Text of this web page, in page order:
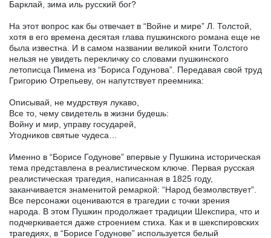
Барклай, зима иль русский бог?
На этот вопрос как бы отвечает в “Войне и мире” Л. Толстой,
хотя в его времена десятая глава пушкинского романа еще не
была известна. И в самом названии великой книги Толстого
нельзя не увидеть перекличку со словами пушкинского
летописца Пимена из “Бориса Годунова”. Передавая свой труд
Григорию Отрепьеву, он напутствует преемника:
Описывай, не мудрствуя лукаво,
Все то, чему свидетель в жизни будешь:
Войну и мир, управу государей,
Угодников святые чудеса…
Именно в “Борисе Годунове” впервые у Пушкина историческая
тема представлена в реалистическом ключе. Первая русская
реалистическая трагедия, написанная в 1825 году,
заканчивается знаменитой ремаркой: “Народ безмолвствует”.
Все персонажи оцениваются в трагедии с точки зрения
народа. В этом Пушкин продолжает традиции Шекспира, что и
подчеркивается даже строением стиха. Как и в шекспировских
трагедиях, в “Борисе Годунове” используется белый